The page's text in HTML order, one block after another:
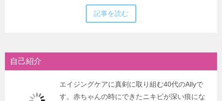
記事を読む
自己紹介
エイジングケアに真剣に取り組む40代のAllyで
す。赤ちゃんの時にできたニキビが深い痕にな